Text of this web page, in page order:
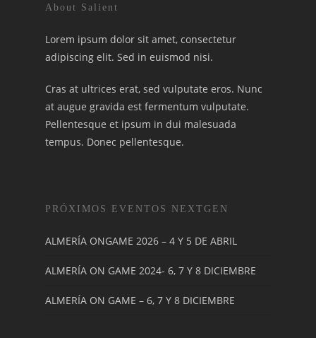
About Salient
Lorem ipsum dolor sit amet, consectetur
adipiscing elit. Sed in euismod nisi.
Cras at ultrices erat, sed vulputate eros. Nunc
at augue gravida est fermentum vulputate.
Pellentesque et ipsum in dui malesuada
tempus. Donec pellentesque.
PRÓXIMOS EVENTOS NEXTGEN
ALMERÍA ONGAME 2026 – 4 Y 5 DE ABRIL
ALMERÍA ON GAME 2024- 6, 7 Y 8 DICIEMBRE
ALMERÍA ON GAME – 6, 7 Y 8 DICIEMBRE